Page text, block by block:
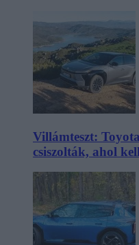
Villámteszt:
csiszolták, ahol